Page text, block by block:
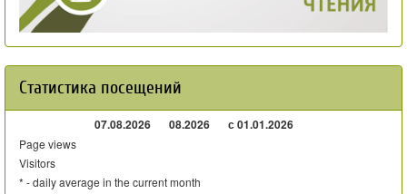
Статистика посещений
07.08.2026 08.2026 с 01.01.2026
Page views
Visitors
* - daily average in the current month